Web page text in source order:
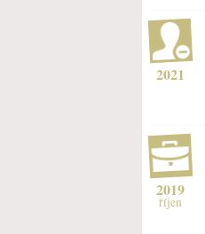
2021
2019
říjen